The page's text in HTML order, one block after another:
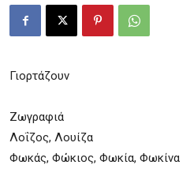
Γιορτάζουν
Ζωγραφιά
Λοΐζος, Λουίζα
Φωκάς, Φώκιος, Φωκία, Φωκίνα